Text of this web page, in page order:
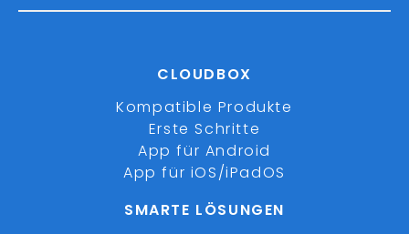
CLOUDBOX
Kompatible Produkte
Erste Schritte
App für Android
App für iOS/iPadOS
SMARTE LÖSUNGEN